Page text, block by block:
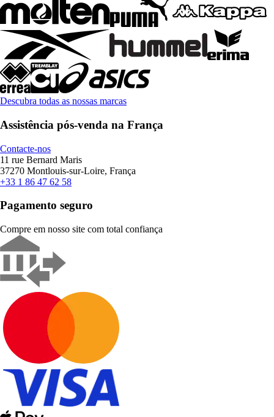
Descubra todas as nossas marcas
Assistência pós-venda na França
Contacte-nos
11 rue Bernard Maris
37270 Montlouis-sur-Loire, França
+33 1 86 47 62 58
Pagamento seguro
Compre em nosso site com total confiança